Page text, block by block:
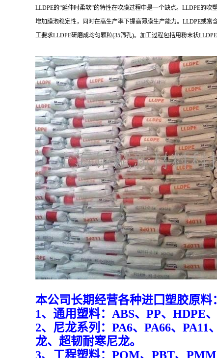
LLDPE的“延伸时柔软”的特性在吹膜过程中是一个缺点。LLDPE的
增加膜泡稳定性，同时在高生产率下提高薄膜生产能力。LLDPE或
工要求LLDPE研磨成均匀颗粒(35筛孔)。加工过程包括用粉末状
本公司长期经营各种进囗塑胶原料：
1、通用塑料：ABS、PP、HDPE
2、尼龙系列：PA6、PA66、
龙、超韧耐寒尼龙。
3、工程塑料：POM、PBT、